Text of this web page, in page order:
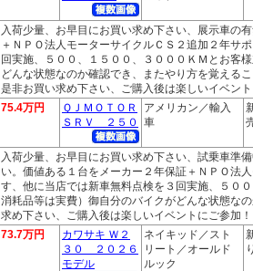
入荷少量、お早目にお買い求め下さい、展示車の
＋ＮＰＯ法人モーターサイクルＣＳ２追加２年サ
回実施、５００、１５００、３０００ＫＭとお客
どんな状態なのか確認でき、またやり方を覚える
是非お買い求め下さい、ご購入後は楽しいイベン
75.4万円
ＱＪＭＯＴＯＲ
ＳＲＶ ２５０
アメリカン／輸入
車
入荷少量、お早目にお買い求め下さい、試乗車準
い。価値ある１台をメーカー２年保証＋ＮＰＯ法
す、他に当店では新車無料点検を３回実施、５０
消耗品等は実費）御自分のバイクがどんな状態な
求め下さい、ご購入後は楽しいイベントにご参加
73.7万円
カワサキ Ｗ２
３０ ２０２６
モデル
ネイキッド／スト
リート／オールド
ルック